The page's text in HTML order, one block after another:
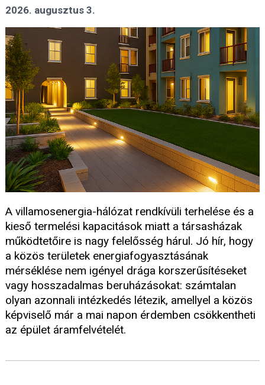
2026. augusztus 3.
A villamosenergia-hálózat rendkívüli terhelése és a
kieső termelési kapacitások miatt a társasházak
működtetőire is nagy felelősség hárul. Jó hír, hogy
a közös területek energiafogyasztásának
mérséklése nem igényel drága korszerűsítéseket
vagy hosszadalmas beruházásokat: számtalan
olyan azonnali intézkedés létezik, amellyel a közös
képviselő már a mai napon érdemben csökkentheti
az épület áramfelvételét.